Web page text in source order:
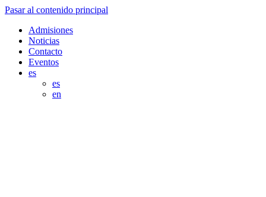
Pasar al contenido principal
Admisiones
Noticias
Contacto
Eventos
es
es
en